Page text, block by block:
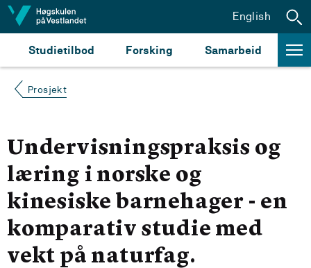
Hopp til innhald
Studietilbod Forsking Samarbeid
English
Prosjekt
Undervisningspraksis og
læring i norske og
kinesiske barnehager - en
komparativ studie med
vekt på naturfag.